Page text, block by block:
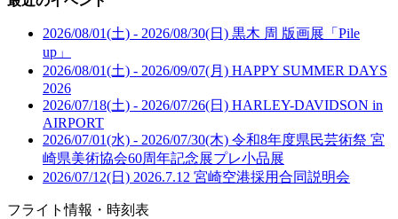
2026/08/01(土) - 2026/08/30(日) 黒木 周 版画展「Pile
up」
2026/08/01(土) - 2026/09/07(月) HAPPY SUMMER DAYS
2026
2026/07/18(土) - 2026/07/26(日) HARLEY-DAVIDSON in
AIRPORT
2026/07/01(水) - 2026/07/30(木) 令和8年度県民芸術祭 宮
崎県美術協会60周年記念展プレ小品展
2026/07/12(日) 2026.7.12 宮崎空港採用合同説明会
フライト情報・時刻表